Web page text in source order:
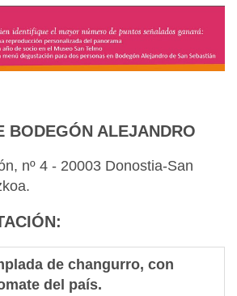
BODEGÓN ALEJANDRO
nº 4 - 20003 Donostia-San
:
de changurro, con
del país.